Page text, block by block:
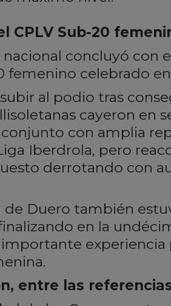
CPLV Sub-20
concluyó con
femenino celebrado
al podio tras
cayeron en
conjunto con amplia
Iberdrola, pero
derrotando con
de Duero también
en la
entre las